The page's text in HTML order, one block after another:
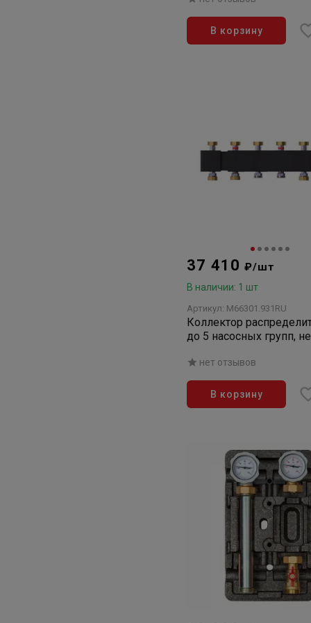
В корзину
37 410₽/шт
В наличии: 1 шт
Артикул: M66301.931RU
Коллектор
до 5 насосных групп,
кронштейнов)
нет отзывов
В корзину